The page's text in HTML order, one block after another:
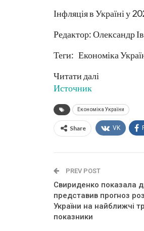
Інфляція в Україні у
Редактор: Олександр
Теги: Економіка
Читати далі
Источник
Економіка України
Share VK
PREV POST
Свириденко показала
представив прогноз
України на найближчі
показники